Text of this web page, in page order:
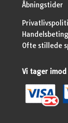
Åbningstider
Ofte stillede
Vi tager